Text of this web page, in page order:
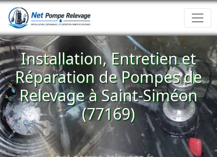
Installation, Entretien et
Réparation de Pompes de
Relevage à Saint-Siméon
(77169)